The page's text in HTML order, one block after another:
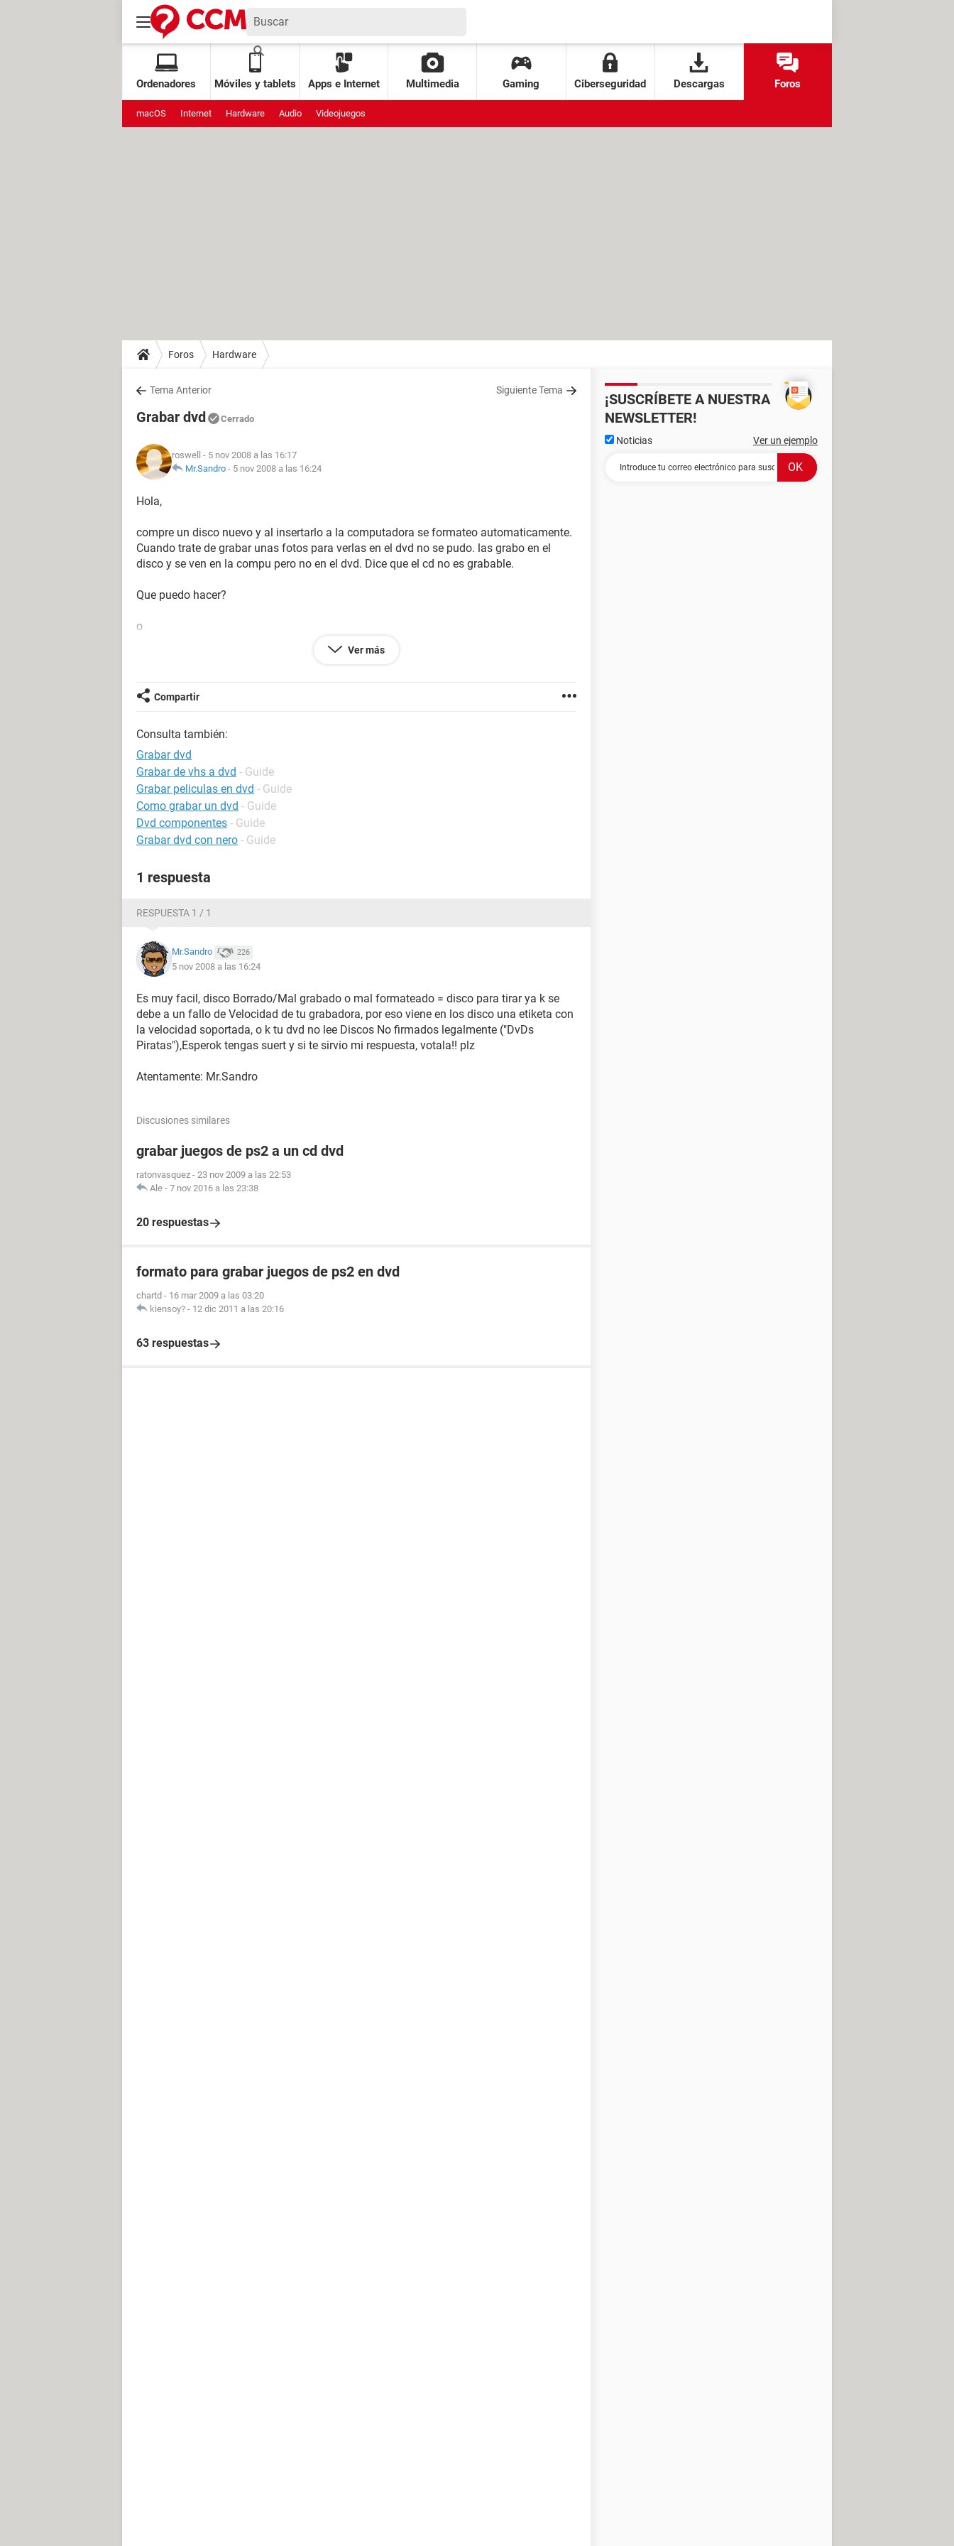
Ordenadores Móviles y tablets Apps e Internet Multimedia Gaming Ciberseguridad Descargas Foros
macOS Internet Hardware Audio Videojuegos
Foros Hardware
Tema Anterior Siguiente Tema
Grabar dvd Cerrado
roswell - 5 nov 2008 a las 16:17
Mr.Sandro - 5 nov 2008 a las 16:24
Hola,
compre un disco nuevo y al insertarlo a la computadora se formateo automaticamente.
Cuando trate de grabar unas fotos para verlas en el dvd no se pudo. las grabo en el
disco y se ven en la compu pero no en el dvd. Dice que el cd no es grabable.
Que puedo hacer?
o
Ya se me daño el disco porque se formateo, y no es un cd regrabable?
Gracias,
Ver más
Compartir
Consulta también:
Grabar dvd
Grabar de vhs a dvd - Guide
Grabar peliculas en dvd - Guide
Como grabar un dvd - Guide
Dvd componentes - Guide
Grabar dvd con nero - Guide
1 respuesta
RESPUESTA 1 / 1
Mr.Sandro 226
5 nov 2008 a las 16:24
Es muy facil, disco Borrado/Mal grabado o mal formateado = disco para tirar ya k se
debe a un fallo de Velocidad de tu grabadora, por eso viene en los disco una etiketa con
la velocidad soportada, o k tu dvd no lee Discos No firmados legalmente ("DvDs
Piratas"),Esperok tengas suert y si te sirvio mi respuesta, votala!! plz
Atentamente: Mr.Sandro
Discusiones similares
grabar juegos de ps2 a un cd dvd
ratonvasquez - 23 nov 2009 a las 22:53
Ale - 7 nov 2016 a las 23:38
20 respuestas
formato para grabar juegos de ps2 en dvd
chartd - 16 mar 2009 a las 03:20
kiensoy? - 12 dic 2011 a las 20:16
63 respuestas
¡SUSCRÍBETE A NUESTRA
NEWSLETTER!
Noticias Ver un ejemplo